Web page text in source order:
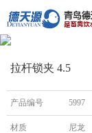
拉杆锁夹 4.5
产品编号 5997
材质 尼龙